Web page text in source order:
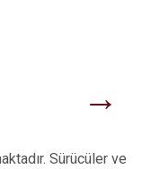
→
Sürücüler ve